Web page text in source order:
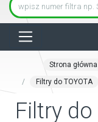
Strona główna
Filtry do TOYOTA
Filtry do